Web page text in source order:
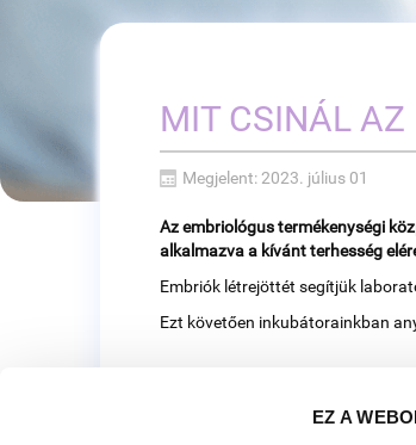
EZ A
MIT CSINÁL AZ
Megjelent: 2023. július 01
Az embriológus termékenységi
alkalmazva a kívánt terhesség
Embriók létrejöttét segítjük
Ezt követően inkubátorainkban